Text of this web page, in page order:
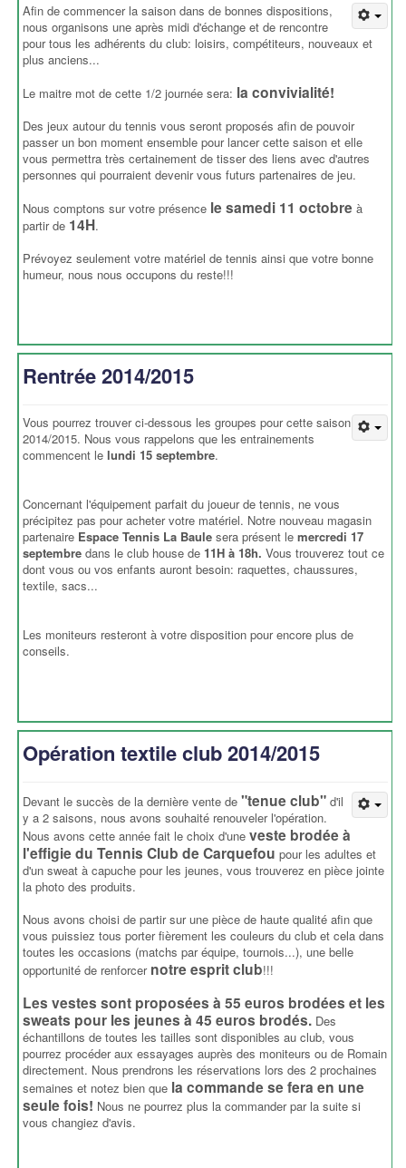
Afin de commencer la saison dans de bonnes dispositions,
nous organisons une après midi d'échange et de rencontre
pour tous les adhérents du club: loisirs, compétiteurs, nouveaux et
plus anciens...
Le maitre mot de cette 1/2 journée sera: la convivialité!
Des jeux autour du tennis vous seront proposés afin de pouvoir
passer un bon moment ensemble pour lancer cette saison et elle
vous permettra très certainement de tisser des liens avec d'autres
personnes qui pourraient devenir vous futurs partenaires de jeu.
Nous comptons sur votre présence le samedi 11 octobre à
partir de 14H.
Prévoyez seulement votre matériel de tennis ainsi que votre bonne
humeur, nous nous occupons du reste!!!
Rentrée 2014/2015
Vous pourrez trouver ci-dessous les groupes pour cette saison
2014/2015. Nous vous rappelons que les entrainements
commencent lelundi 15 septembre.
Concernant l'équipement parfait du joueur de tennis, ne vous
précipitez pas pour acheter votre matériel. Notre nouveau magasin
partenaire Espace Tennis La Baulesera présent lemercredi 17
septembre dans le club house de 11H à 18h.Vous trouverez tout ce
dont vous ou vos enfants auront besoin: raquettes, chaussures,
textile, sacs...
Les moniteurs resteront à votre disposition pour encore plus de
conseils.
Opération textile club 2014/2015
Devant le succès de la dernière vente de"tenue club" d'il
y a 2 saisons, nous avons souhaité renouveler l'opération.
Nous avons cette année fait le choix d'uneveste brodée à
l'effigie du Tennis Club de Carquefou pour les adultes et
d'un sweat à capuche pour les jeunes, vous trouverez en pièce jointe
la photo des produits.
Nous avons choisi de partir sur une pièce de haute qualité afin que
vous puissiez tous porter fièrement les couleurs du club et cela dans
toutes les occasions (matchs par équipe, tournois...), une belle
opportunité de renforcer notre esprit club!!!
Les vestes sont proposées à 55 euros brodées et les
sweats pour les jeunes à 45 euros brodés. Des
échantillons de toutes les tailles sont disponibles au club, vous
pourrez procéder aux essayages auprès des moniteurs ou de Romain
directement. Nous prendrons les réservations lors des 2 prochaines
semaines et notez bien que la commande se fera en une
seule fois! Nous ne pourrez plus la commander par la suite si
vous changiez d'avis.